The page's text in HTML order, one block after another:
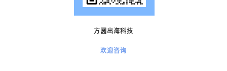
方圆出海科技
欢迎咨询